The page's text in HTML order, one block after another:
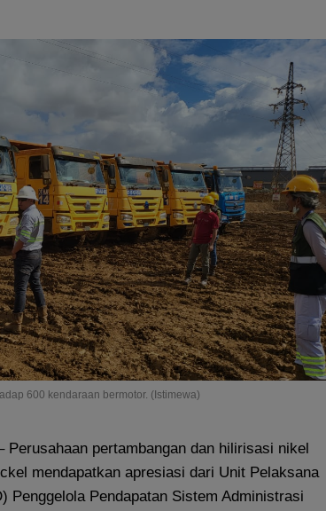
600 kendaraan bermotor. (Istimewa)
Perusahaan pertambangan dan hilirisasi nikel
mendapatkan apresiasi dari Unit Pelaksana
Penggelola Pendapatan Sistem Administrasi